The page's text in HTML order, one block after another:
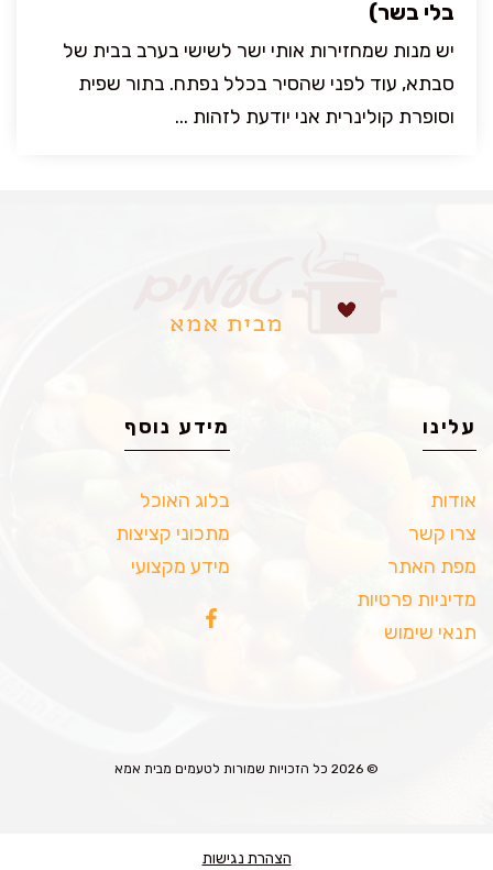
בלי בשר)
יש מנות שמחזירות אותי ישר לשישי בערב בבית של
סבתא, עוד לפני שהסיר בכלל נפתח. בתור שפית
וסופרת קולינרית אני יודעת לזהות ...
עלינו
אודות
צרו קשר
מפת האתר
מדיניות פרטיות
תנאי שימוש
מידע נוסף
בלוג האוכל
מתכוני קציצות
מידע מקצועי
© 2026 כל הזכויות שמורות לטעמים מבית אמא
הצהרת נגישות